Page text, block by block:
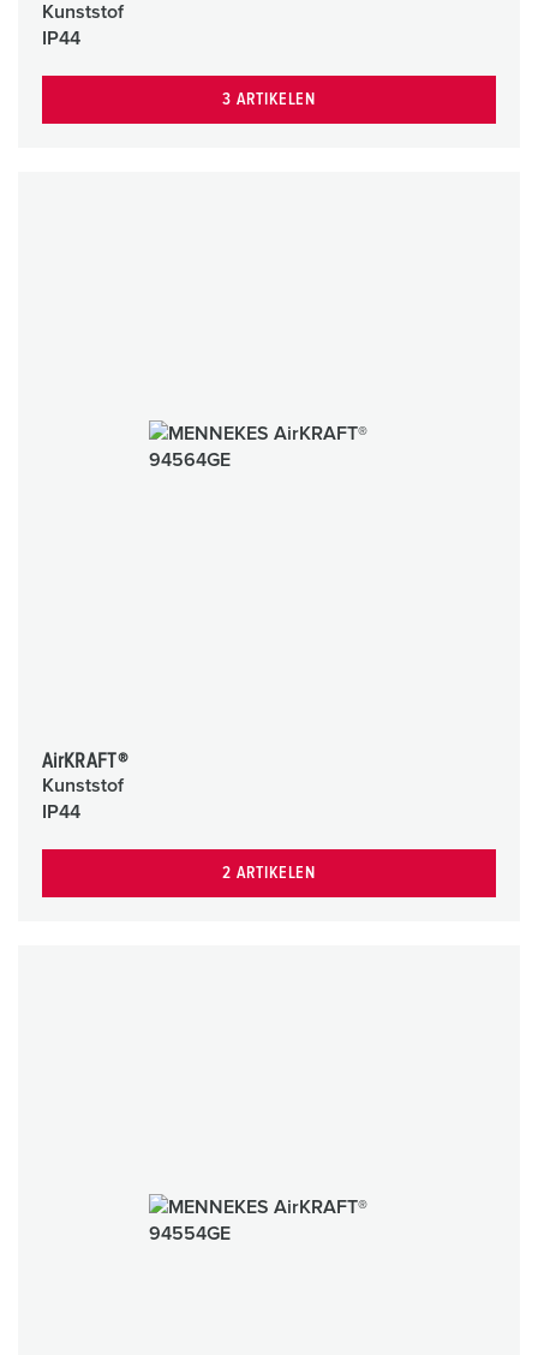
Kunststof
IP44
3 ARTIKELEN
AirKRAFT®
Kunststof
IP44
2 ARTIKELEN